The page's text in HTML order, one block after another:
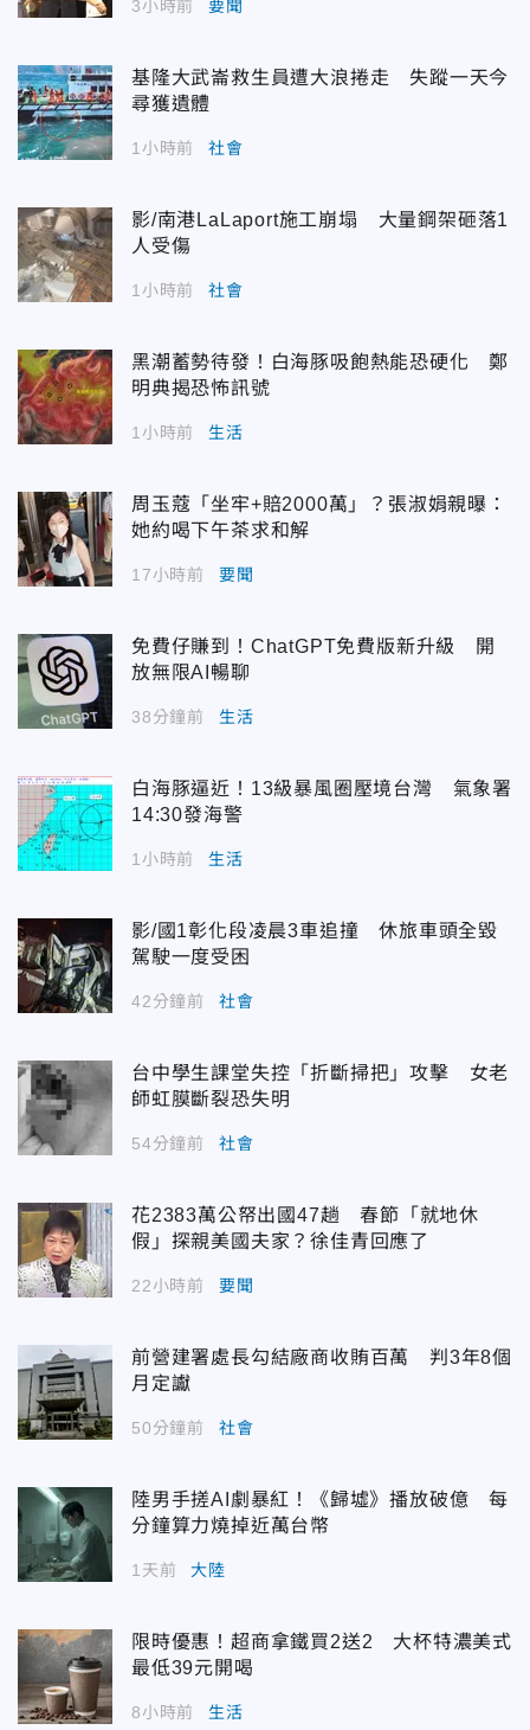
3小時前 要聞
基隆大武崙救生員遭大浪捲走 失蹤一天今
尋獲遺體
1小時前 社會
影/南港LaLaport施工崩塌 大量鋼架砸落1
人受傷
1小時前 社會
黑潮蓄勢待發！白海豚吸飽熱能恐硬化 鄭
明典揭恐怖訊號
1小時前 生活
周玉蔻「坐牢+賠2000萬」？張淑娟親曝：
她約喝下午茶求和解
17小時前 要聞
免費仔賺到！ChatGPT免費版新升級 開
放無限AI暢聊
38分鐘前 生活
白海豚逼近！13級暴風圈壓境台灣 氣象署
14:30發海警
1小時前 生活
影/國1彰化段凌晨3車追撞 休旅車頭全毀
駕駛一度受困
42分鐘前 社會
台中學生課堂失控「折斷掃把」攻擊 女老
師虹膜斷裂恐失明
54分鐘前 社會
花2383萬公帑出國47趟 春節「就地休
假」探親美國夫家？徐佳青回應了
22小時前 要聞
前營建署處長勾結廠商收賄百萬 判3年8個
月定讞
50分鐘前 社會
陸男手搓AI劇暴紅！《歸墟》播放破億 每
分鐘算力燒掉近萬台幣
1天前 大陸
限時優惠！超商拿鐵買2送2 大杯特濃美式
最低39元開喝
8小時前 生活